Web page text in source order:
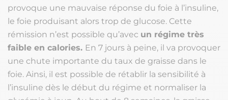
provoque une mauvaise réponse du foie à l’insuline,
le foie produisant alors trop de glucose. Cette
rémission n’est possible qu’avec un régime très
faible en calories. En 7 jours à peine, il va provoquer
une chute importante du taux de graisse dans le
foie. Ainsi, il est possible de rétablir la sensibilité à
l’insuline dès le début du régime et normaliser la